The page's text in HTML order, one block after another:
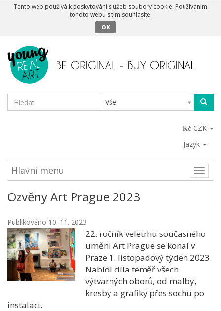
Tento web používá k poskytování služeb soubory cookie. Používáním
tohoto webu s tím souhlasíte.
OK
Vše
CZK
Jazyk
Toggle
Hlavní menu
Ozvěny Art Prague 2023
Publikováno 10. 11. 2023
22. ročník veletrhu současného
umění Art Prague se konal v
Praze 1. listopadový týden 2023.
Nabídl díla téměř všech
výtvarných oborů, od malby,
kresby a grafiky přes sochu po
instalaci.